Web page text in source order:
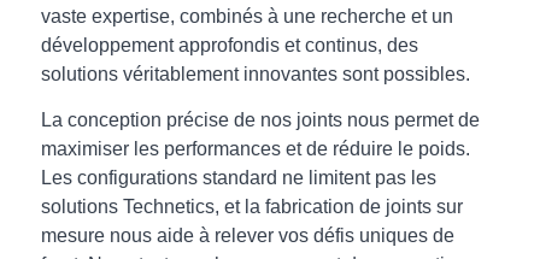
vaste expertise, combinés à une recherche et un
développement approfondis et continus, des
solutions véritablement innovantes sont possibles.
La conception précise de nos joints nous permet de
maximiser les performances et de réduire le poids.
Les configurations standard ne limitent pas les
solutions Technetics, et la fabrication de joints sur
mesure nous aide à relever vos défis uniques de